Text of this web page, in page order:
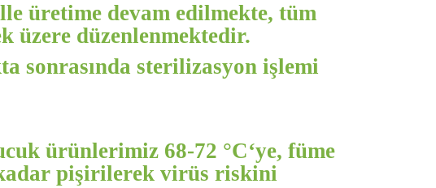
üretime devam edilmekte, tüm
üzere düzenlenmektedir.
sonrasında sterilizasyon işlemi
ürünlerimiz 68-72 °C‘ye, füme
kadar pişirilerek virüs riskini